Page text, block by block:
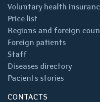
Voluntary health
Price list
Regions and foreign
Foreign patients
Staff
Diseases directory
Pacients stories
CONTACTS